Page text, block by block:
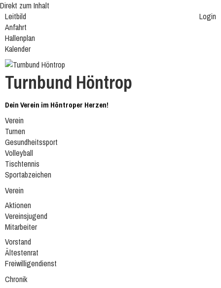
Direkt zum Inhalt
Login
Leitbild
Anfahrt
Hallenplan
Kalender
Turnbund Höntrop
Dein Verein im Höntroper Herzen!
Verein
Turnen
Gesundheitssport
Volleyball
Tischtennis
Sportabzeichen
Verein
Aktionen
Vereinsjugend
Mitarbeiter
Vorstand
Ältestenrat
Freiwilligendienst
Chronik